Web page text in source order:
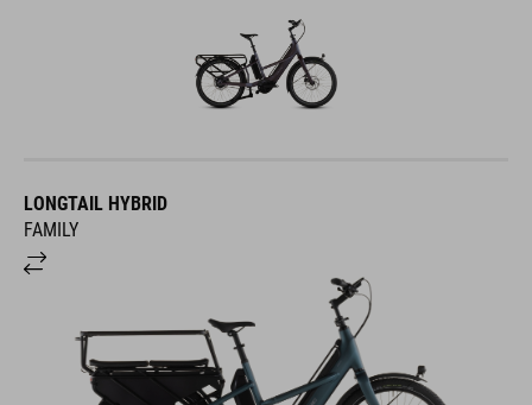
LONGTAIL HYBRID
FAMILY